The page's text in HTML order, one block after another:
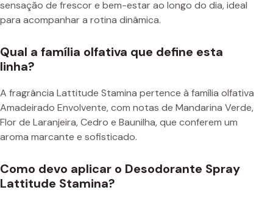
sensação de frescor e bem-estar ao longo do dia, ideal
para acompanhar a rotina dinâmica.
Qual a família olfativa que define esta
linha?
A fragrância Lattitude Stamina pertence à família olfativa
Amadeirado Envolvente, com notas de Mandarina Verde,
Flor de Laranjeira, Cedro e Baunilha, que conferem um
aroma marcante e sofisticado.
Como devo aplicar o Desodorante Spray
Lattitude Stamina?